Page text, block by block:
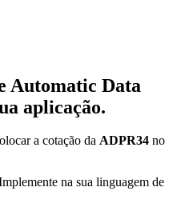
Automatic Data
aplicação.
a cotação da ADPR34 no
na sua linguagem de